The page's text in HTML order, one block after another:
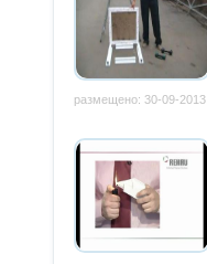
размещено: 30-09-2013